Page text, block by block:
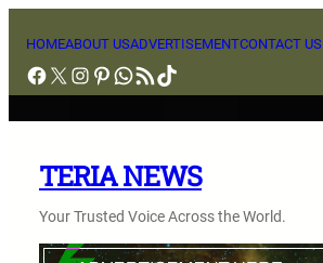
contenu
HOMEABOUT USADVERTISEMENTCONTACT US
Facebook
X Instagram
Pinterest
WhatsApp
Flux RSSTikTok
TERIA NEWS
Your Trusted Voice Across the World.